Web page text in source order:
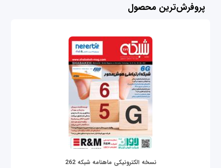
پروفرش‌ترین محصول
نسخه الکترونیکی ماهنامه شبکه 262